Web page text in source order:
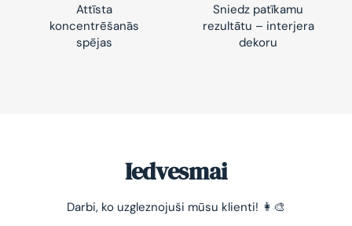
Attīsta
koncentrēšanās
spējas
Sniedz patīkamu
rezultātu – interjera
dekoru
Iedvesmai
Darbi, ko uzgleznojuši mūsu klienti! 👩‍🎨